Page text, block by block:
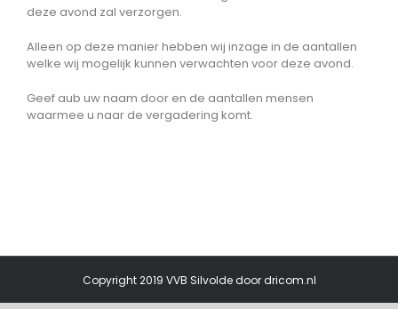
deze avond zal verzorgen.
Alleen op deze manier hebben wij inzage in de aantallen
welke wij mogelijk kunnen verwachten voor deze avond.
Geef aub uw naam door en de aantallen mensen
waarmee u naar de vergadering komt.
Copyright 2019 VVB Silvolde doordricom.nl